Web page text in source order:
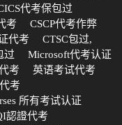
代考保包过
考
CSCP代考作弊
代考
CTSC包过,
过
Microsoft代考认证
考
英语考试代考
考
所有考试认证
認證代考